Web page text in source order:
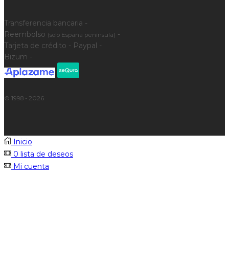
Transferencia bancaria -
Reembolso (solo España península) -
Tarjeta de crédito - Paypal -
Bizum -
© 1998 - 2026
Inicio
0 lista de deseos
Mi cuenta